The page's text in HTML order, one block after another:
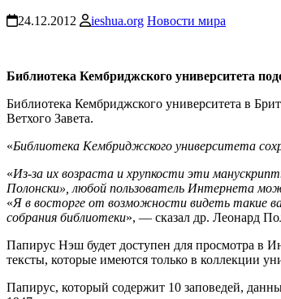
24.12.2012 ieshua.org Новости мира
Библиотека Кембриджского университета
Библиотека Кембриджского университета в
Ветхого Завета.
«Библиотека Кембриджского университета
«Из-за их возраста и хрупкости эти
Полонски», любой пользователь Интернета
«Я в восторге от возможности видеть такие
собрания библиотеки», — сказал др. Леонард
Папирус Нэш будет доступен для просмотра в
тексты, которые имеются только в коллекции
Папирус, который содержит 10 заповедей,